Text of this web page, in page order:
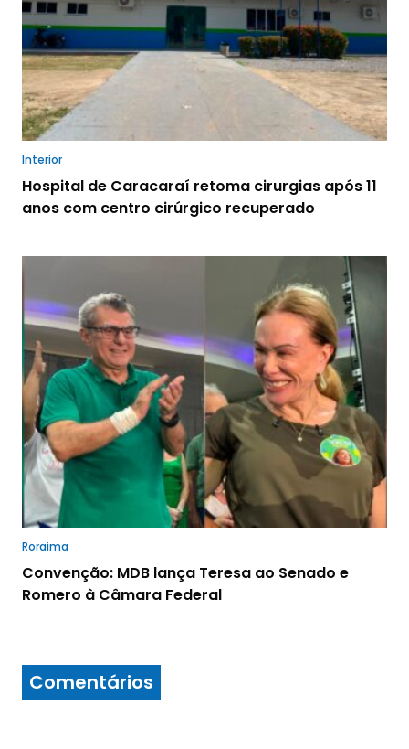
Interior
Hospital de Caracaraí retoma cirurgias após 11
anos com centro cirúrgico recuperado
Roraima
Convenção: MDB lança Teresa ao Senado e
Romero à Câmara Federal
Comentários